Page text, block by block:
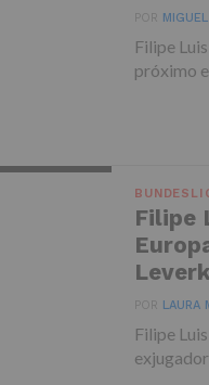
POR
Filipe
próximo
Filipe
POR LAURA
Filipe